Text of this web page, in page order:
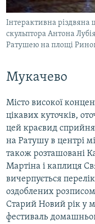
Інтерактивна різдвяна
скульптора Антона
Ратушею на площі
Мукачево
Місто високої
цікавих куточків,
цей краєвид
на Ратушу в центрі
також розташовані
Мартіна і каплиця
вичерпується
оздоблених
Старий Новий рік у
фестиваль